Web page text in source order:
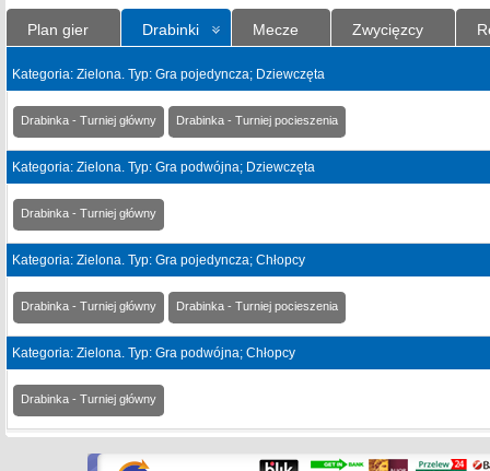
Plan gier Drabinki Mecze Zwycięzcy
Kategoria: Zielona. Typ: Gra pojedyncza; Dziewczęta
Drabinka - Turniej główny Drabinka - Turniej pocieszenia
Kategoria: Zielona. Typ: Gra podwójna; Dziewczęta
Drabinka - Turniej główny
Kategoria: Zielona. Typ: Gra pojedyncza; Chłopcy
Drabinka - Turniej główny Drabinka - Turniej pocieszenia
Kategoria: Zielona. Typ: Gra podwójna; Chłopcy
Drabinka - Turniej główny